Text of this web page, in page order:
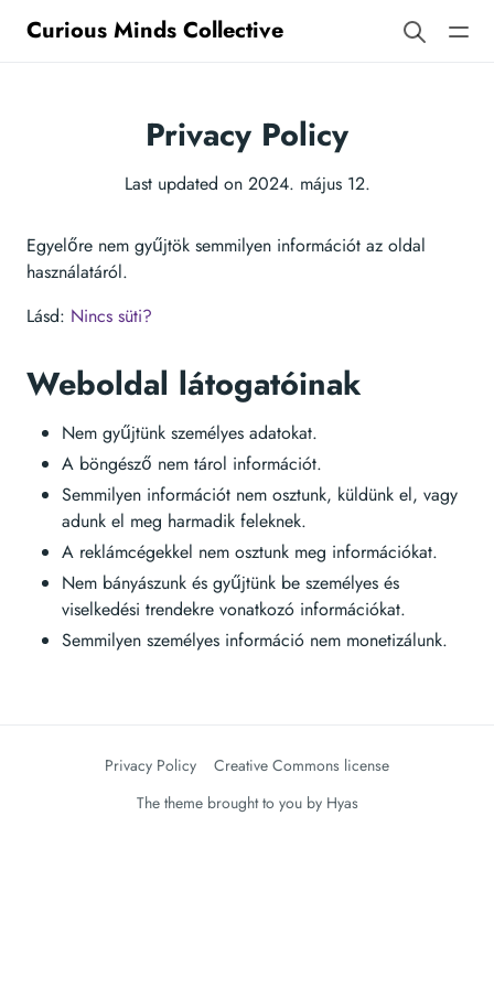
Curious Minds Collective
Privacy Policy
Last updated on 2024. május 12.
Egyelőre nem gyűjtök semmilyen információt az oldal
használatáról.
Lásd: Nincs süti?
Weboldal látogatóinak
Nem gyűjtünk személyes adatokat.
A böngésző nem tárol információt.
Semmilyen információt nem osztunk, küldünk el, vagy
adunk el meg harmadik feleknek.
A reklámcégekkel nem osztunk meg információkat.
Nem bányászunk és gyűjtünk be személyes és
viselkedési trendekre vonatkozó információkat.
Semmilyen személyes információ nem monetizálunk.
Privacy Policy
Creative Commons license
The theme brought to you by Hyas